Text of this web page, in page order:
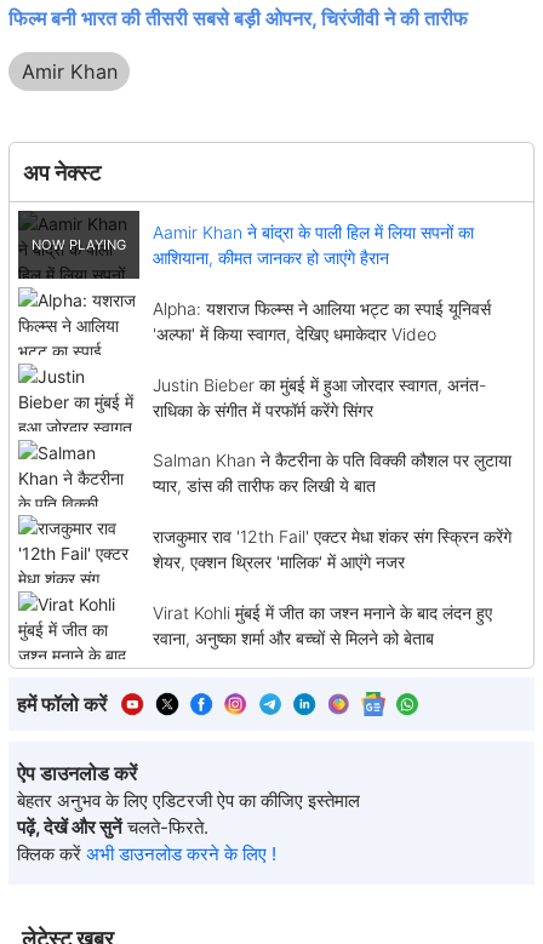
लेटेस्ट खबर
फिल्म बनी भारत की तीसरी सबसे बड़ी ओपनर, चिरंजीवी ने की तारीफ
Amir Khan
अप नेक्स्ट
Aamir Khan ने बांद्रा के पाली हिल में लिया सपनों का
आशियाना, कीमत जानकर हो जाएंगे हैरान
Alpha: यशराज फिल्म्स ने आलिया भट्ट का स्पाई यूनिवर्स
'अल्फा' में किया स्वागत, देखिए धमाकेदार Video
Justin Bieber का मुंबई में हुआ जोरदार स्वागत, अनंत-
राधिका के संगीत में परफॉर्म करेंगे सिंगर
Salman Khan ने कैटरीना के पति विक्की कौशल पर लुटाया
प्यार, डांस की तारीफ कर लिखी ये बात
राजकुमार राव '12th Fail' एक्टर मेधा शंकर संग स्क्रिन करेंगे
शेयर, एक्शन थ्रिलर 'मालिक' में आएंगे नजर
Virat Kohli मुंबई में जीत का जश्न मनाने के बाद लंदन हुए
रवाना, अनुष्का शर्मा और बच्चों से मिलने को बेताब
हमें फॉलो करें
ऐप डाउनलोड करें
बेहतर अनुभव के लिए एडिटरजी ऐप का कीजिए इस्तेमाल
पढ़ें, देखें और सुनें चलते-फिरते.
क्लिक करें अभी डाउनलोड करने के लिए !